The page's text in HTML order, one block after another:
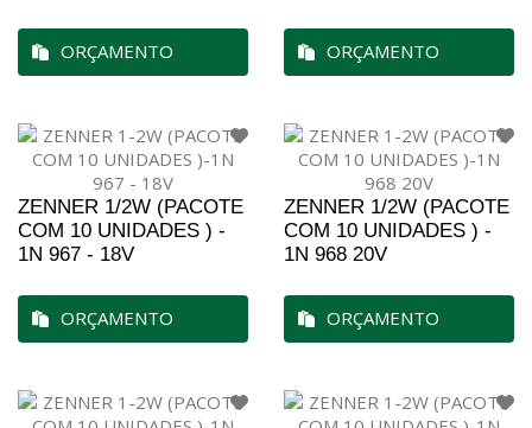
ORÇAMENTO ORÇAMENTO
ZENNER 1/2W (PACOTE
COM 10 UNIDADES ) -
1N 967 - 18V
ORÇAMENTO
ZENNER 1/2W (PACOTE
COM 10 UNIDADES ) -
1N 968 20V
ORÇAMENTO